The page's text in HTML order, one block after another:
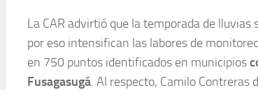
La CAR advirtió que la temporada de
por eso intensifican las labores de
en 750 puntos identificados en municipios
Fusagasugá. Al respecto, Camilo Contreras